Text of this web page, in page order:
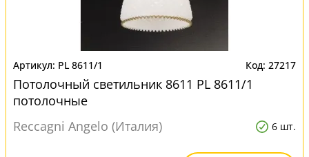
PL 8611/1 27217
Потолочный светильник 8611 PL 8611/1
потолочные
Reccagni Angelo (Италия)
6 шт.